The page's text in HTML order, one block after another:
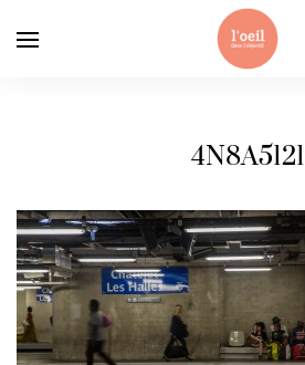
4N8A5121